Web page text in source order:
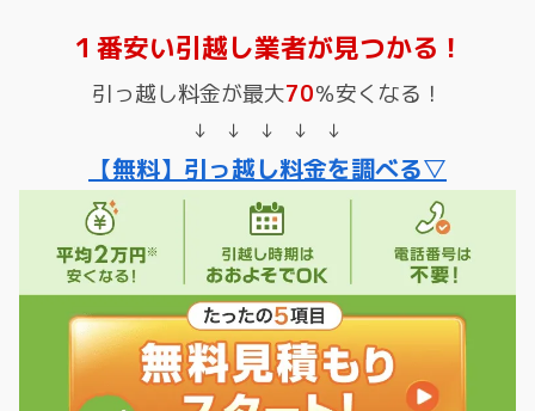
１番安い引越し業者が見つかる！
引っ越し料金が最大70％安くなる！
↓ ↓ ↓ ↓ ↓
【無料】引っ越し料金を調べる▽